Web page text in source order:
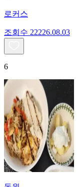
로커스
조회수 22226.08.03
6